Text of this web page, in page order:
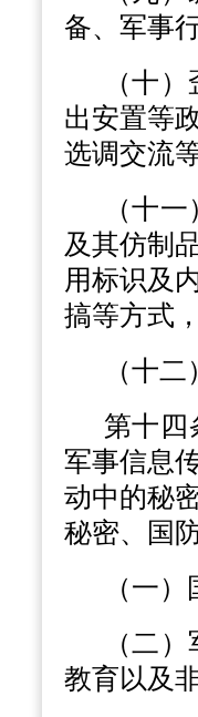
备、军事
（十
出安置等
选调交流
（十
及其仿制
用标识及
搞等方式
（十
第十四
军事信息
动中的秘
秘密、国
（一
（二
教育以及